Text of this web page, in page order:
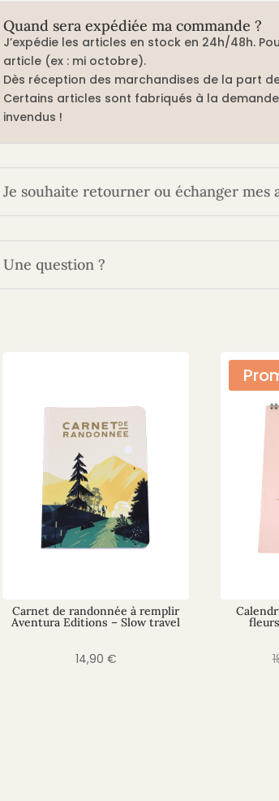
Quand sera expédiée ma commande ?
J’expédie les articles en stock en 24h/48h.
article (ex : mi octobre).
Dès réception des marchandises de la part
Certains articles sont fabriqués à la
invendus !
Je souhaite retourner ou échanger mes
Une question ?
Carnet de randonnée à remplir
Aventura Editions – Slow travel
14,90 €